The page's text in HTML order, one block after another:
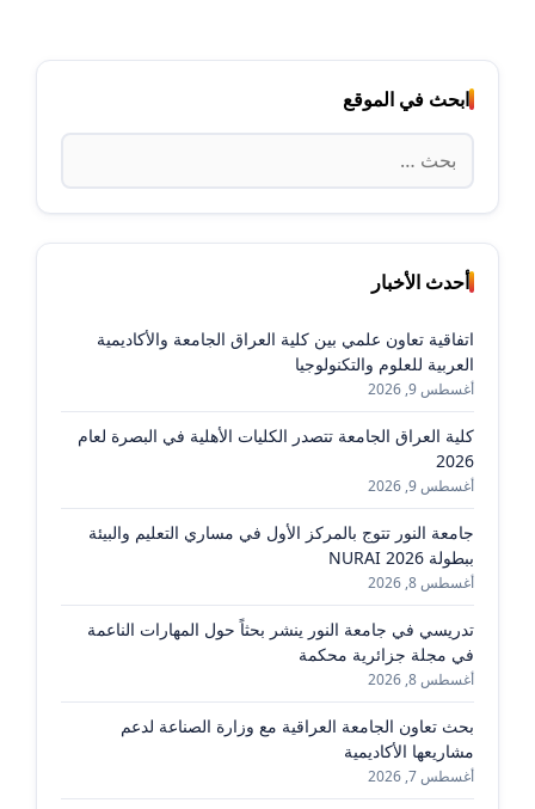
ابحث في الموقع
البحث
عن:
أحدث الأخبار
اتفاقية تعاون علمي بين كلية العراق الجامعة والأكاديمية
العربية للعلوم والتكنولوجيا
أغسطس 9, 2026
كلية العراق الجامعة تتصدر الكليات الأهلية في البصرة لعام
2026
أغسطس 9, 2026
جامعة النور تتوج بالمركز الأول في مساري التعليم والبيئة
ببطولة NURAI 2026
أغسطس 8, 2026
تدريسي في جامعة النور ينشر بحثاً حول المهارات الناعمة
في مجلة جزائرية محكمة
أغسطس 8, 2026
بحث تعاون الجامعة العراقية مع وزارة الصناعة لدعم
مشاريعها الأكاديمية
أغسطس 7, 2026